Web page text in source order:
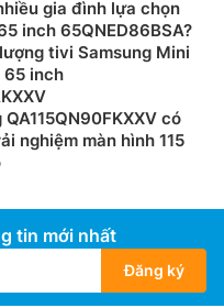
gia đình lựa chọn
inch 65QNED86BSA?
tivi Samsung Mini
65 inch
có
nghiệm màn hình 115
tin mới nhất
Đăng ký